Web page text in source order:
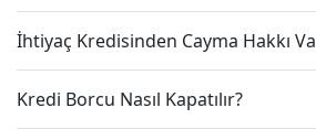
İhtiyaç Kredisinden Cayma Hakkı
Kredi Borcu Nasıl Kapatılır?